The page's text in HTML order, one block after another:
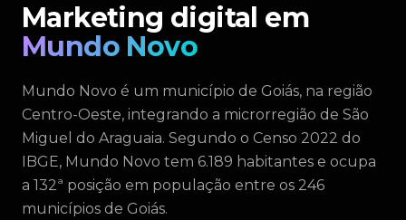
Marketing digital em
Mundo Novo
Mundo Novo é um município de Goiás, na região
Centro-Oeste, integrando a microrregião de São
Miguel do Araguaia. Segundo o Censo 2022 do
IBGE, Mundo Novo tem 6.189 habitantes e ocupa
a 132ª posição em população entre os 246
municípios de Goiás.